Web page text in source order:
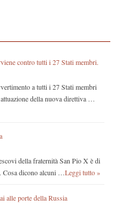
contro tutti i 27 Stati membri.
a tutti i 27 Stati membri
della nuova direttiva …
della fraternità San Pio X è di
Cosa dicono alcuni … Leggi tutto »
alle porte della Russia